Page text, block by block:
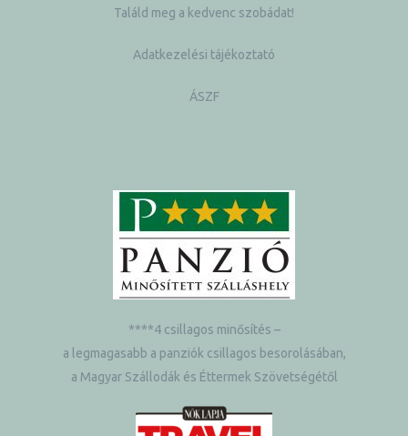
Találd meg a kedvenc szobádat!
Adatkezelési tájékoztató
ÁSZF
****4 csillagos minősítés –
a legmagasabb a panziók csillagos besorolásában,
a Magyar Szállodák és Éttermek Szövetségétől